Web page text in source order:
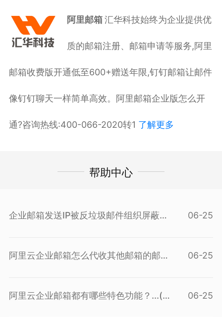
阿里邮箱汇华科技始终为企业提供优
质的邮箱注册、邮箱申请等服务,阿里
邮箱收费版开通低至600+赠送年限,钉钉邮箱让邮件
像钉钉聊天一样简单高效。阿里邮箱企业版怎么开
通?咨询热线:400-066-2020转1 了解更多
帮助中心
企业邮箱发送IP被反垃圾邮件组织屏蔽
后...(查看问答)
06-25
阿里云企业邮箱怎么代收其他邮箱的邮
件...(查看问答)
06-25
阿里云企业邮箱都有哪些特色功能？...( 06-25